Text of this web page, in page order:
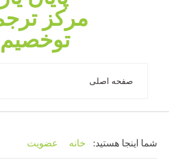
شما اینجا هستید: خانه عضویت